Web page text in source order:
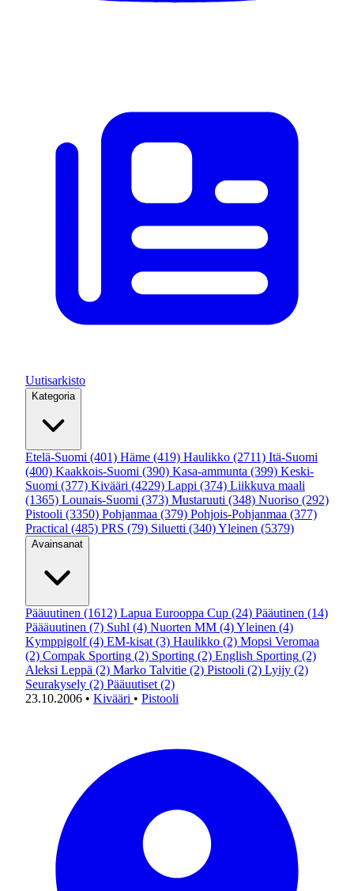
Uutisarkisto
Kategoria
Etelä-Suomi (401) Häme (419) Haulikko (2711) Itä-Suomi
(400) Kaakkois-Suomi (390) Kasa-ammunta (399) Keski-
Suomi (377) Kivääri (4229) Lappi (374) Liikkuva maali
(1365) Lounais-Suomi (373) Mustaruuti (348) Nuoriso (292)
Pistooli (3350) Pohjanmaa (379) Pohjois-Pohjanmaa (377)
Practical (485) PRS (79) Siluetti (340)Yleinen (5379)
Avainsanat
Pääuutinen (1612) Lapua Eurooppa Cup (24) Pääutinen (14)
Päääuutinen (7) Suhl (4) Nuorten MM (4)Yleinen (4)
Kymppigolf (4) EM-kisat (3) Haulikko (2) Mopsi Veromaa
(2) Compak Sporting (2) Sporting (2) English Sporting (2)
Aleksi Leppä (2) Marko Talvitie (2) Pistooli (2) Lyijy (2)
Seurakysely (2) Pääuutiset (2)
23.10.2006 • Kivääri • Pistooli